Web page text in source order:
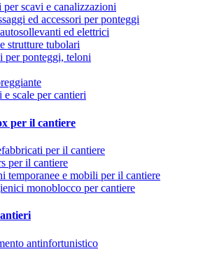
scavi e canalizzazioni
ed accessori per ponteggi
ed elettrici
strutture tubolari
per ponteggi, teloni
e scale per cantieri
per il cantiere
per il cantiere
per il cantiere
temporanee e mobili per il cantiere
monoblocco per cantiere
antinfortunistico